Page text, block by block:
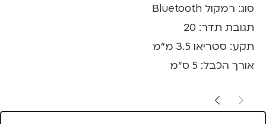
סוג: רמקול Bluetooth
תגובת תדר: 20
תקע: סטריאו 3.5 מ"מ
אורך הכבל: 5 ס"מ